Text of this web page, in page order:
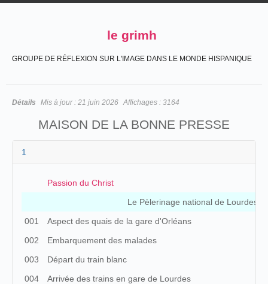
le grimh
GROUPE DE RÉFLEXION SUR L'IMAGE DANS LE MONDE HISPANIQUE
Détails Mis à jour : 21 juin 2026 Affichages : 3164
MAISON DE LA BONNE PRESSE
1
Passion du Christ
Le Pèlerinage national de Lourdes
001
Aspect des quais de la gare d'Orléans
002
Embarquement des malades
003
Départ du train blanc
004
Arrivée des trains en gare de Lourdes